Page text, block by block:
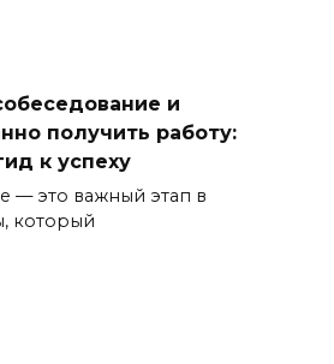
и
получить работу:
к успеху
— это важный этап в
который